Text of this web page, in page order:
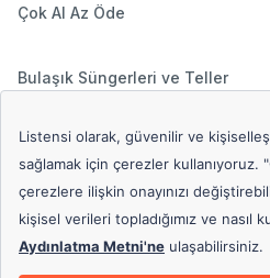
Çok Al Az Öde
Bulaşık Süngerleri ve Teller
Hediyeli Ürünler
Popüler Aramalar